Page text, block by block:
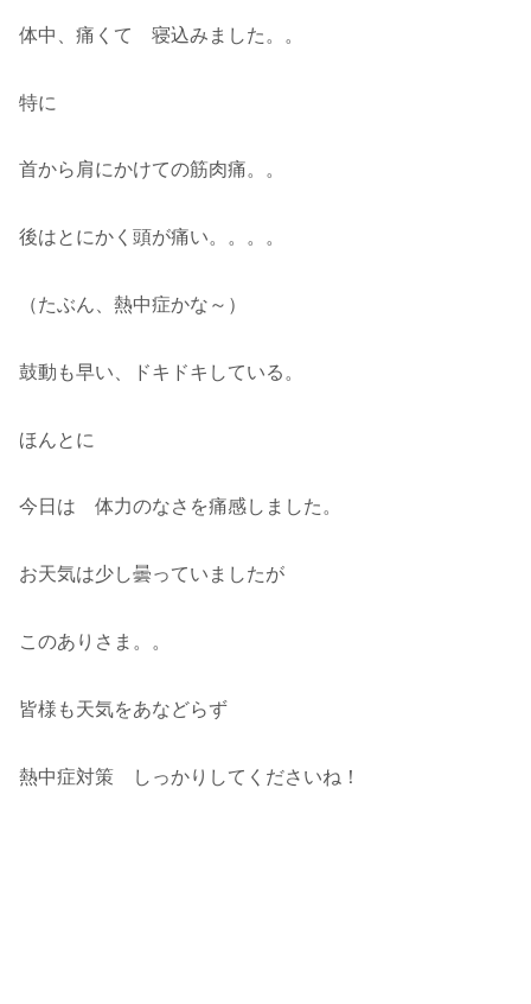
体中、痛くて 寝込みました。。
特に
首から肩にかけての筋肉痛。。
後はとにかく頭が痛い。。。。
（たぶん、熱中症かな～）
鼓動も早い、ドキドキしている。
ほんとに
今日は 体力のなさを痛感しました。
お天気は少し曇っていましたが
このありさま。。
皆様も天気をあなどらず
熱中症対策 しっかりしてくださいね！